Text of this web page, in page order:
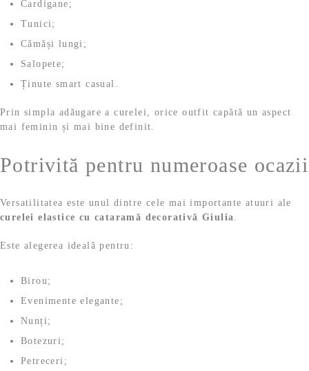
Cardigane;
Tunici;
Cămăși lungi;
Salopete;
Ținute smart casual.
Prin simpla adăugare a curelei, orice outfit capătă un aspect
mai feminin și mai bine definit.
Potrivită pentru numeroase ocazii
Versatilitatea este unul dintre cele mai importante atuuri ale
curelei elastice cu cataramă decorativă Giulia.
Este alegerea ideală pentru:
Birou;
Evenimente elegante;
Nunți;
Botezuri;
Petreceri;